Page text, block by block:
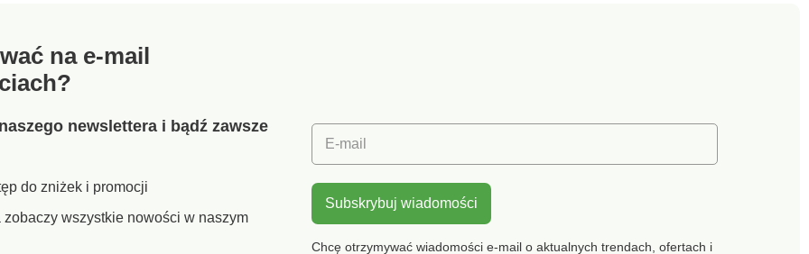
z
produkty tekstylne
substancji szkodliwych, a
produkt jest bezpieczny w
Można prać w pralce.
wszelkie blizny. Szeroki
Oeko-Tex (nr CQ 1216/3).
na e-mail
newslettera i bądź zawsze
do zniżek i promocji
wszystkie nowości w naszym
E-mail
Subskrybuj wiadomości
Chcę otrzymywać wiadomości e-mail o aktualnych trendach, ofertach i